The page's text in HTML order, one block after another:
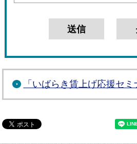
「いばらき賃上げ応援セ